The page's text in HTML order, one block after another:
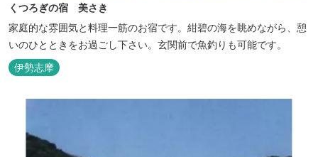
くつろぎの宿 美さき
家庭的な雰囲気と料理一筋のお宿です。紺碧の海を眺めながら、憩
いのひとときをお過ごし下さい。玄関前で魚釣りも可能です。
伊勢志摩